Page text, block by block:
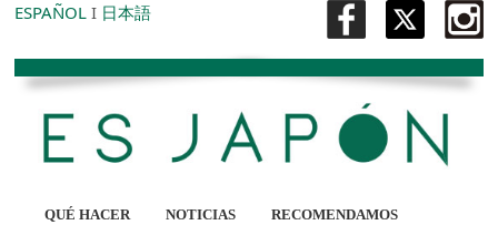
ESPAÑOL I 日本語
QUÉ HACER NOTICIAS RECOMENDAMOS